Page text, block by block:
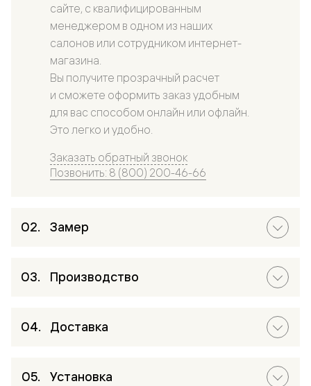
сайте, с квалифицированным
менеджером в одном из наших
салонов или сотрудником интернет-
магазина.
Вы получите прозрачный расчет
и сможете оформить заказ удобным
для вас способом онлайн или офлайн.
Это легко и удобно.
Заказать обратный звонок
Позвонить: 8 (800) 200-46-66
Замер
Производство
Доставка
Установка